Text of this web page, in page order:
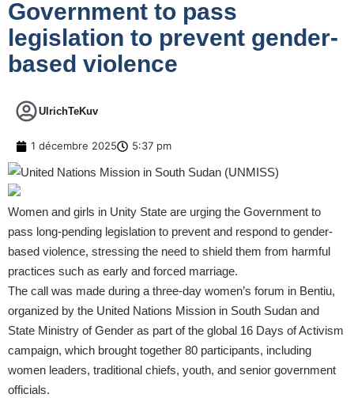
Government to pass
legislation to prevent gender-
based violence
UlrichTeKuv
1 décembre 2025 5:37 pm
Women and girls in Unity State are urging the Government to
pass long-pending legislation to prevent and respond to gender-
based violence, stressing the need to shield them from harmful
practices such as early and forced marriage.
The call was made during a three-day women’s forum in Bentiu,
organized by the United Nations Mission in South Sudan and
State Ministry of Gender as part of the global 16 Days of Activism
campaign, which brought together 80 participants, including
women leaders, traditional chiefs, youth, and senior government
officials.